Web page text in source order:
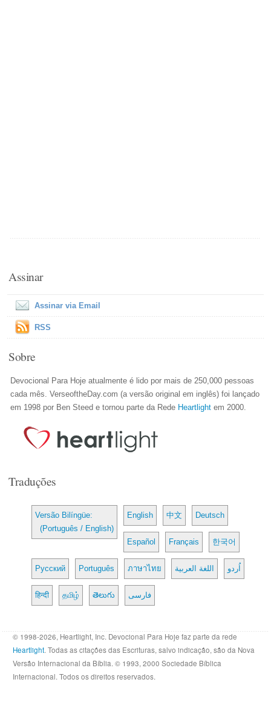
Assinar
Assinar via Email
RSS
Sobre
Devocional Para Hoje atualmente é lido por mais de 250,000 pessoas
cada mês. VerseoftheDay.com (a versão original em inglês) foi lançado
em 1998 por Ben Steed e tornou parte da Rede Heartlight em 2000.
Traduções
Versão Bilíngüe:
(Português / English)
English 中文 Deutsch
Español Français 한국어
Русский Português ภาษาไทย اللغة العربية اُردو
हिन्दी தமிழ் తెలుగు فارسی
© 1998-2026, Heartlight, Inc. Devocional Para Hoje faz parte da rede
Heartlight. Todas as citações das Escrituras, salvo indicação, são da Nova
Versão Internacional da Bíblia. © 1993, 2000 Sociedade Bíblica
Internacional. Todos os direitos reservados.